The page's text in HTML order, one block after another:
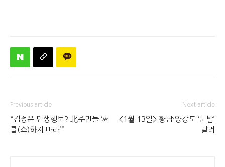
Previous article
“김정은 민생행보? 北주민들 ‘써
클(쇼)하지 마라’”
Next article
<1월 13일> 황남·양강도 ‘눈발’
날려